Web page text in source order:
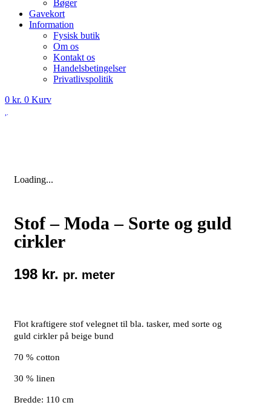
Bøger
Gavekort
Information
Fysisk butik
Om os
Kontakt os
Handelsbetingelser
Privatlivspolitik
0 kr. 0 Kurv
Loading...
Stof – Moda – Sorte og guld
cirkler
198 kr. pr. meter
Flot kraftigere stof velegnet til bla. tasker, med sorte og
guld cirkler på beige bund
70 % cotton
30 % linen
Bredde: 110 cm